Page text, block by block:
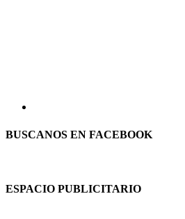
BUSCANOS EN FACEBOOK
ESPACIO PUBLICITARIO